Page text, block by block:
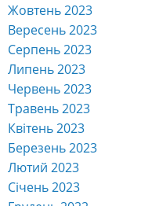
Жовтень 2023
Вересень 2023
Серпень 2023
Липень 2023
Червень 2023
Травень 2023
Квітень 2023
Березень 2023
Лютий 2023
Січень 2023